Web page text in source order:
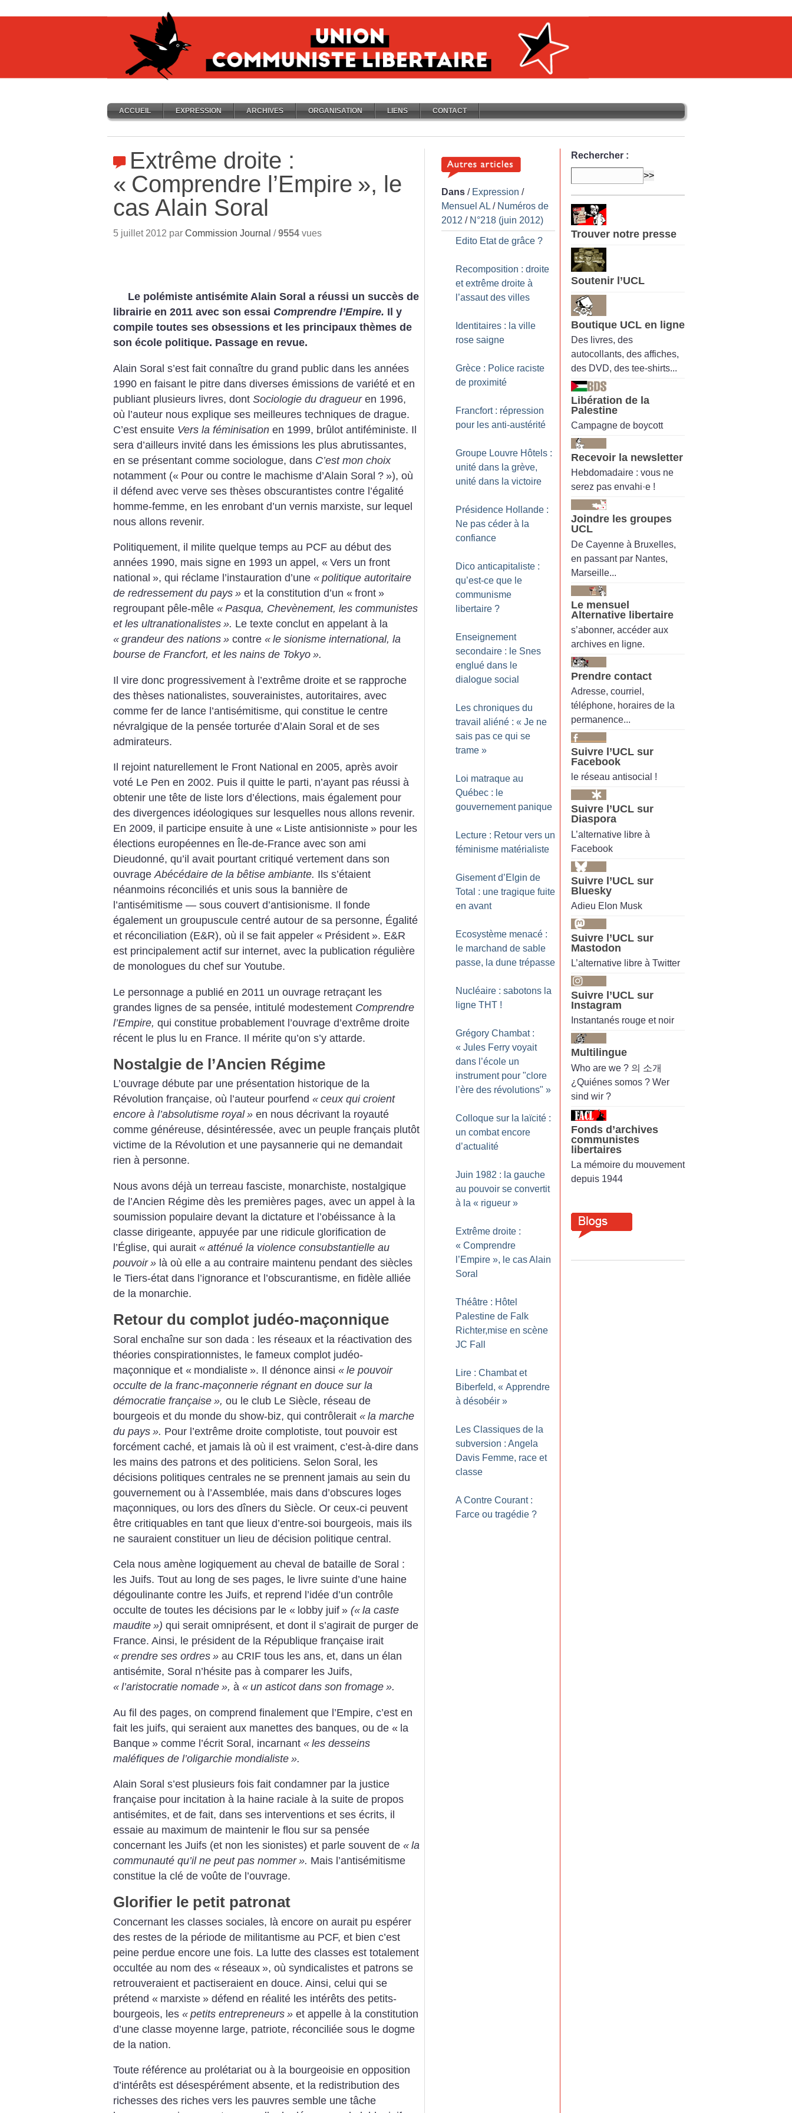
ACCUEIL EXPRESSION ARCHIVES ORGANISATION LIENS CONTACT
Extrême droite :
« Comprendre l’Empire », le
cas Alain Soral
5 juillet 2012 par Commission Journal /9554 vues
Le polémiste antisémite Alain Soral a réussi un succès de
librairie en 2011 avec son essai Comprendre l’Empire. Il y
compile toutes ses obsessions et les principaux thèmes de
son école politique. Passage en revue.
Alain Soral s’est fait connaître du grand public dans les années
1990 en faisant le pitre dans diverses émissions de variété et en
publiant plusieurs livres, dont Sociologie du dragueuren 1996,
où l’auteur nous explique ses meilleures techniques de drague.
C’est ensuite Vers la féminisation en 1999, brûlot antiféministe. Il
sera d’ailleurs invité dans les émissions les plus abrutissantes,
en se présentant comme sociologue, dans C’est mon choix
notamment (« Pour ou contre le machisme d’Alain Soral ? »), où
il défend avec verve ses thèses obscurantistes contre l’égalité
homme-femme, en les enrobant d’un vernis marxiste, sur lequel
nous allons revenir.
Politiquement, il milite quelque temps au PCF au début des
années 1990, mais signe en 1993 un appel, « Vers un front
national », qui réclame l’instauration d’une « politique autoritaire
de redressement du pays » et la constitution d’un « front »
regroupant pêle-mêle « Pasqua, Chevènement, les communistes
et les ultranationalistes ». Le texte conclut en appelant à la
« grandeur des nations » contre « le sionisme international, la
bourse de Francfort, et les nains de Tokyo ».
Il vire donc progressivement à l’extrême droite et se rapproche
des thèses nationalistes, souverainistes, autoritaires, avec
comme fer de lance l’antisémitisme, qui constitue le centre
névralgique de la pensée torturée d’Alain Soral et de ses
admirateurs.
Il rejoint naturellement le Front National en 2005, après avoir
voté Le Pen en 2002. Puis il quitte le parti, n’ayant pas réussi à
obtenir une tête de liste lors d’élections, mais également pour
des divergences idéologiques sur lesquelles nous allons revenir.
En 2009, il participe ensuite à une « Liste antisionniste » pour les
élections européennes en Île-de-France avec son ami
Dieudonné, qu’il avait pourtant critiqué vertement dans son
ouvrageAbécédaire de la bêtise ambiante. Ils s’étaient
néanmoins réconciliés et unis sous la bannière de
l’antisémitisme — sous couvert d’antisionisme. Il fonde
également un groupuscule centré autour de sa personne, Égalité
et réconciliation (E&R), où il se fait appeler « Président ». E&R
est principalement actif sur internet, avec la publication régulière
de monologues du chef sur Youtube.
Le personnage a publié en 2011 un ouvrage retraçant les
grandes lignes de sa pensée, intitulé modestement Comprendre
l’Empire, qui constitue probablement l’ouvrage d’extrême droite
récent le plus lu en France. Il mérite qu’on s’y attarde.
Nostalgie de l’Ancien Régime
L’ouvrage débute par une présentation historique de la
Révolution française, où l’auteur pourfend « ceux qui croient
encore à l’absolutisme royal » en nous décrivant la royauté
comme généreuse, désintéressée, avec un peuple français plutôt
victime de la Révolution et une paysannerie qui ne demandait
rien à personne.
Nous avons déjà un terreau fasciste, monarchiste, nostalgique
de l’Ancien Régime dès les premières pages, avec un appel à la
soumission populaire devant la dictature et l’obéissance à la
classe dirigeante, appuyée par une ridicule glorification de
l’Église, qui aurait « atténué la violence consubstantielle au
pouvoir » là où elle a au contraire maintenu pendant des siècles
le Tiers-état dans l’ignorance et l’obscurantisme, en fidèle alliée
de la monarchie.
Retour du complot judéo-maçonnique
Soral enchaîne sur son dada : les réseaux et la réactivation des
théories conspirationnistes, le fameux complot judéo-
maçonnique et « mondialiste ». Il dénonce ainsi « le pouvoir
occulte de la franc-maçonnerie régnant en douce sur la
démocratie française », ou le club Le Siècle, réseau de
bourgeois et du monde du show-biz, qui contrôlerait « la marche
du pays ». Pour l’extrême droite complotiste, tout pouvoir est
forcément caché, et jamais là où il est vraiment, c’est-à-dire dans
les mains des patrons et des politiciens. Selon Soral, les
décisions politiques centrales ne se prennent jamais au sein du
gouvernement ou à l’Assemblée, mais dans d’obscures loges
maçonniques, ou lors des dîners du Siècle. Or ceux-ci peuvent
être critiquables en tant que lieux d’entre-soi bourgeois, mais ils
ne sauraient constituer un lieu de décision politique central.
Cela nous amène logiquement au cheval de bataille de Soral :
les Juifs. Tout au long de ses pages, le livre suinte d’une haine
dégoulinante contre les Juifs, et reprend l’idée d’un contrôle
occulte de toutes les décisions par le « lobby juif » (« la caste
maudite ») qui serait omniprésent, et dont il s’agirait de purger de
France. Ainsi, le président de la République française irait
« prendre ses ordres » au CRIF tous les ans, et, dans un élan
antisémite, Soral n’hésite pas à comparer les Juifs,
« l’aristocratie nomade », à « un asticot dans son fromage ».
Au fil des pages, on comprend finalement que l’Empire, c’est en
fait les juifs, qui seraient aux manettes des banques, ou de « la
Banque » comme l’écrit Soral, incarnant « les desseins
maléfiques de l’oligarchie mondialiste ».
Alain Soral s’est plusieurs fois fait condamner par la justice
française pour incitation à la haine raciale à la suite de propos
antisémites, et de fait, dans ses interventions et ses écrits, il
essaie au maximum de maintenir le flou sur sa pensée
concernant les Juifs (et non les sionistes) et parle souvent de « la
communauté qu’il ne peut pas nommer ». Mais l’antisémitisme
constitue la clé de voûte de l’ouvrage.
Glorifier le petit patronat
Concernant les classes sociales, là encore on aurait pu espérer
des restes de la période de militantisme au PCF, et bien c’est
peine perdue encore une fois. La lutte des classes est totalement
occultée au nom des « réseaux », où syndicalistes et patrons se
retrouveraient et pactiseraient en douce. Ainsi, celui qui se
prétend « marxiste » défend en réalité les intérêts des petits-
bourgeois, les « petits entrepreneurs » et appelle à la constitution
d’une classe moyenne large, patriote, réconciliée sous le dogme
de la nation.
Toute référence au prolétariat ou à la bourgeoisie en opposition
d’intérêts est désespérément absente, et la redistribution des
richesses des riches vers les pauvres semble une tâche
Dans / Expression /
Mensuel AL / Numéros de
2012 / N°218 (juin 2012)
Edito Etat de grâce ?
Recomposition : droite
et extrême droite à
l’assaut des villes
Identitaires : la ville
rose saigne
Grèce : Police raciste
de proximité
Francfort : répression
pour les anti-austérité
Groupe Louvre Hôtels :
unité dans la grève,
unité dans la victoire
Présidence Hollande :
Ne pas céder à la
confiance
Dico anticapitaliste :
qu’est-ce que le
communisme
libertaire ?
Enseignement
secondaire : le Snes
englué dans le
dialogue social
Les chroniques du
travail aliéné : « Je ne
sais pas ce qui se
trame »
Loi matraque au
Québec : le
gouvernement panique
Lecture : Retour vers un
féminisme matérialiste
Gisement d’Elgin de
Total : une tragique fuite
en avant
Ecosystème menacé :
le marchand de sable
passe, la dune trépasse
Nucléaire : sabotons la
ligne THT !
Grégory Chambat :
« Jules Ferry voyait
dans l’école un
instrument pour "clore
l’ère des révolutions" »
Colloque sur la laïcité :
un combat encore
d’actualité
Juin 1982 : la gauche
au pouvoir se convertit
à la « rigueur »
Extrême droite :
« Comprendre
l’Empire », le cas Alain
Soral
Théâtre : Hôtel
Palestine de Falk
Richter,mise en scène
JC Fall
Lire : Chambat et
Biberfeld, « Apprendre
à désobéir »
Les Classiques de la
subversion : Angela
Davis Femme, race et
classe
A Contre Courant :
Farce ou tragédie ?
Rechercher :
Trouver notre presse
Soutenir l’UCL
Boutique UCL en ligne
Des livres, des
autocollants, des affiches,
des DVD, des tee-shirts...
Libération de la
Palestine
Campagne de boycott
Recevoir la newsletter
Hebdomadaire : vous ne
serez pas envahi·e !
Joindre les groupes
UCL
De Cayenne à Bruxelles,
en passant par Nantes,
Marseille...
Le mensuel
Alternative libertaire
s’abonner, accéder aux
archives en ligne.
Prendre contact
Adresse, courriel,
téléphone, horaires de la
permanence...
Suivre l’UCL sur
Facebook
le réseau antisocial !
Suivre l’UCL sur
Diaspora
L’alternative libre à
Facebook
Suivre l’UCL sur
Bluesky
Adieu Elon Musk
Suivre l’UCL sur
Mastodon
L’alternative libre à Twitter
Suivre l’UCL sur
Instagram
Instantanés rouge et noir
Multilingue
Who are we ? 의 소개
¿Quiénes somos ? Wer
sind wir ?
Fonds d’archives
communistes
libertaires
La mémoire du mouvement
depuis 1944